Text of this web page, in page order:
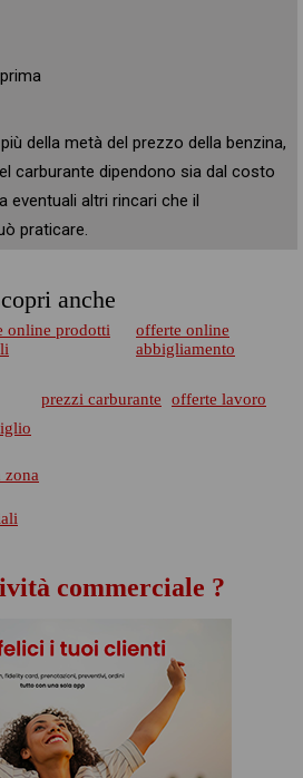
della metà del prezzo della benzina,
carburante dipendono sia dal costo
eventuali altri rincari che il
praticare.
anche
online prodotti
offerte online
abbigliamento
prezzi carburante
offerte lavoro
zona
commerciale ?